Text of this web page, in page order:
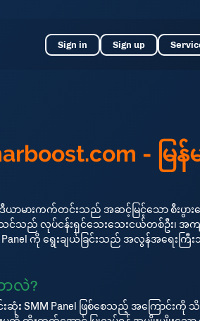
Sign in Sign up
- မ
မားကက်တင်းသည် အဆင့်မြင့်သော စီးပွား
သည် လုပ်ငန်းရှင်သေးသေးငယ်တစ်ဦး၊ အက
Panel ကို ရွေးချယ်ခြင်းသည် အလွန်အရေးကြီ
ာလဲ?
ဆုံး SMM Panel ဖြစ်စေသည့် အကြောင်း